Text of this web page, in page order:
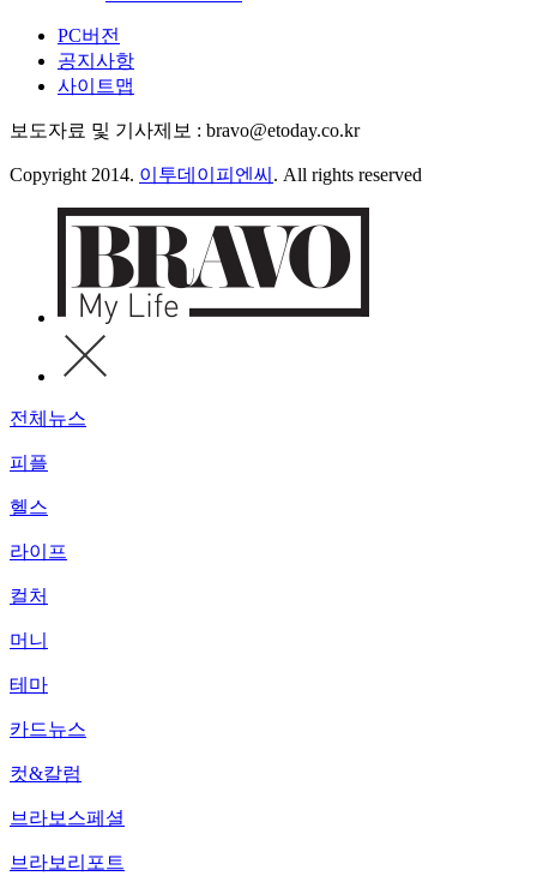
PC버전
공지사항
사이트맵
보도자료 및 기사제보 : bravo@etoday.co.kr
Copyright 2014. 이투데이피엔씨 . All rights reserved
전체뉴스
피플
헬스
라이프
컬처
머니
테마
카드뉴스
컷&칼럼
브라보스페셜
브라보리포트